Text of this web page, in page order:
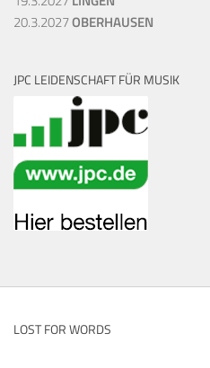
20.3.2027OBERHAUSEN
JPC LEIDENSCHAFT FÜR MUSIK
LOST FOR WORDS